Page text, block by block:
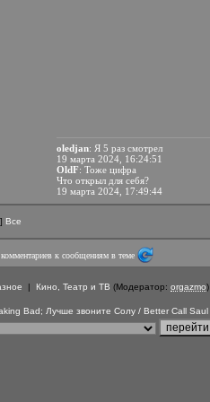
oledjan: Я 5 раз смотрел
19 марта 2024, 16:24:51
OldF: Тоже цифра
Что открыл для себя?
19 марта 2024, 17:49:44
] Все
к сообщениям в теме
| Кино, Театр и ТВ (Модератор: orgazmo)
Bad; Лучше звоните Солу / Better Call Saul